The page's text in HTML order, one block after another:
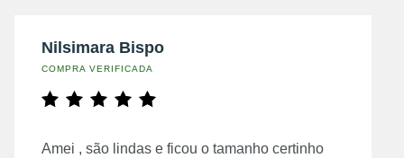
Nilsimara Bispo
COMPRA VERIFICADA
Amei , são lindas e ficou o tamanho certinho